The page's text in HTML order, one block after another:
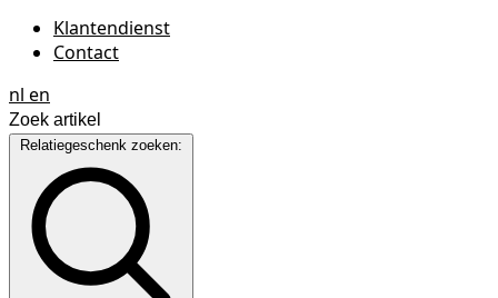
Klantendienst
Contact
nl en
Relatiegeschenk zoeken: